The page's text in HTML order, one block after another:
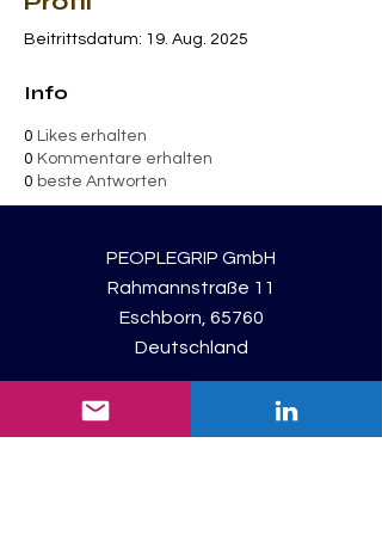
Beitrittsdatum: 19. Aug. 2025
Info
0 Likes erhalten
0 Kommentare erhalten
0 beste Antworten
PEOPLEGRIP GmbH
Rahmannstraße 11
Eschborn, 65760
Deutschland
Registriert: Frankfurt am Main